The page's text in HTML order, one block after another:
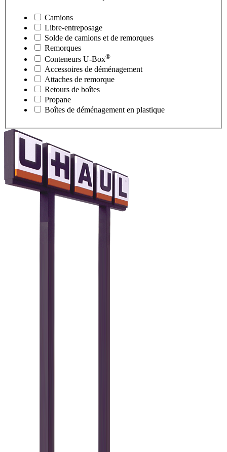
Camions
Libre-entreposage
Solde de camions et de remorques
Remorques
Conteneurs U-Box®
Accessoires de déménagement
Attaches de remorque
Retours de boîtes
Propane
Boîtes de déménagement en plastique